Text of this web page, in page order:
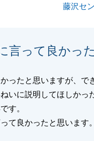
藤沢セ
言って良かっ
ったと思いますが、で
いに説明してほしかっ
す。
て良かったと思います。